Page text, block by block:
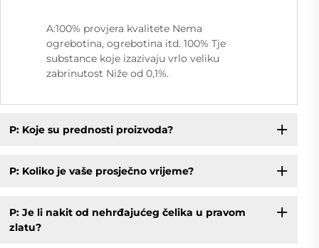
A:100% provjera kvalitete Nema
ogrebotina, ogrebotina itd. 100% Tje
substance koje izazivaju vrlo veliku
zabrinutost Niže od 0,1%.
P: Koje su prednosti proizvoda?
P: Koliko je vaše prosječno vrijeme?
P: Je li nakit od nehrđajućeg čelika u pravom
zlatu?